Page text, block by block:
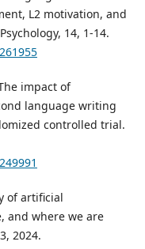
L2 motivation, and
14, 1-14.
impact of
language writing
controlled trial.
of artificial
and where we are
2024.